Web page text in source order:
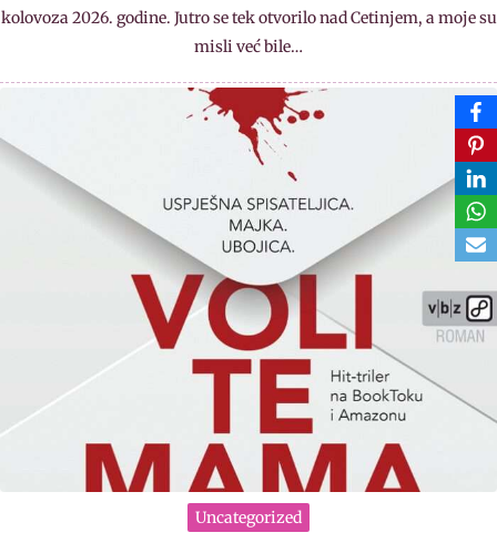
kolovoza 2026. godine. Jutro se tek otvorilo nad Cetinjem, a moje su
misli već bile…
Uncategorized